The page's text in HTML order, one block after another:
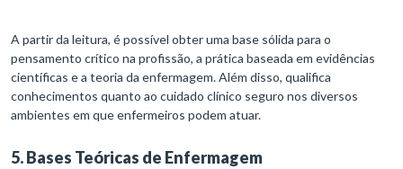
A partir da leitura, é possível obter uma base sólida para o
pensamento crítico na profissão, a prática baseada em evidências
científicas e a teoria da enfermagem. Além disso, qualifica
conhecimentos quanto ao cuidado clínico seguro nos diversos
ambientes em que enfermeiros podem atuar.
5. Bases Teóricas de Enfermagem